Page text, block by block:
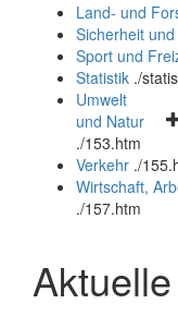
und
schließen
Land- und
Sicherheit
Sport und
Statistik ./
Umwelt
und Natur
./153.htm
Verkehr ./
Wirtschaft,
./157.htm